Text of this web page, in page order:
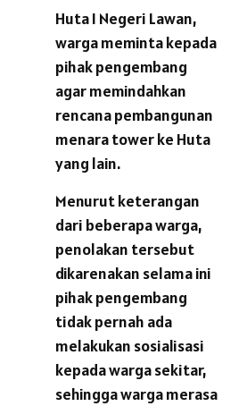
Huta I Negeri Lawan,
warga meminta kepada
pihak pengembang
agar memindahkan
rencana pembangunan
menara tower ke Huta
yang lain.
Menurut keterangan
dari beberapa warga,
penolakan tersebut
dikarenakan selama ini
pihak pengembang
tidak pernah ada
melakukan sosialisasi
kepada warga sekitar,
sehingga warga merasa